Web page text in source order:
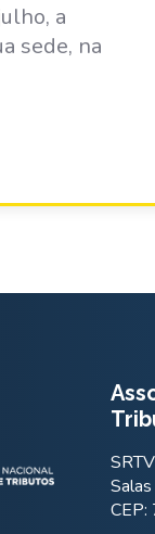
a
sede, na